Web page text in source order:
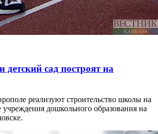
сад построят на
реализуют строительство школы на
учреждения дошкольного образования на